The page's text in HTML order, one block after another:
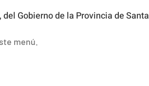
Gobierno de la Provincia de Santa
menú.